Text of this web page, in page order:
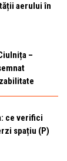
aerului în
–
ce verifici
spațiu (P)